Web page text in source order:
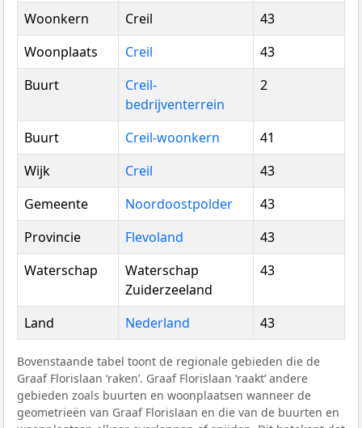
Woonkern Creil
43
Woonplaats
Creil
43
Buurt
Creil-
bedrijventerrein
2
Buurt Creil-woonkern
41
Wijk
Creil
43
Gemeente
Noordoostpolder
43
Provincie
Flevoland
43
Waterschap
Waterschap
Zuiderzeeland
43
Land Nederland 43
Bovenstaande tabel toont de regionale gebieden die de
Graaf Florislaan ‘raken’. Graaf Florislaan ‘raakt’ andere
gebieden zoals buurten en woonplaatsen wanneer de
geometrieën van Graaf Florislaan en die van de buurten en